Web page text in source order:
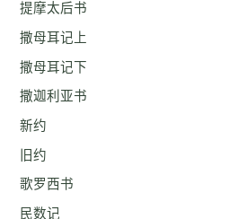
提摩太后书
撒母耳记上
撒母耳记下
撒迦利亚书
新约
旧约
歌罗西书
民数记